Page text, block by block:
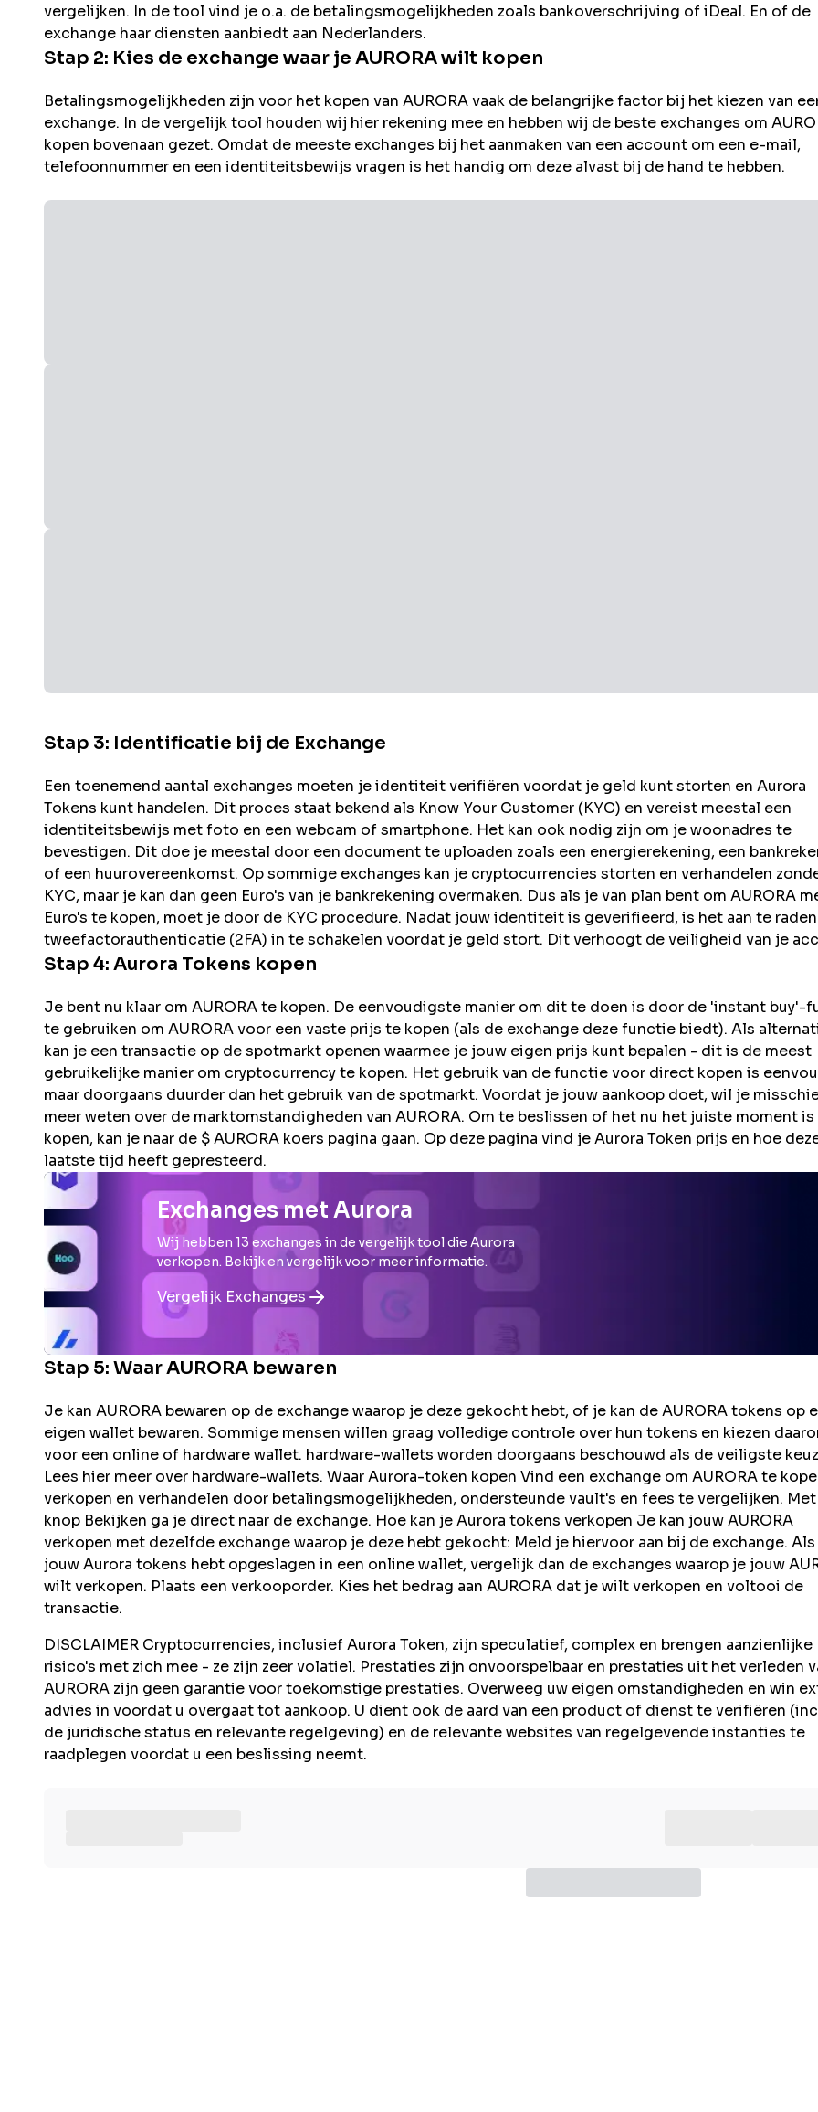
vergelijken. In de tool vind je o.a. de betalingsmogelijkheden zoals bankoverschrijving of iDeal. En of de
exchange haar diensten aanbiedt aan Nederlanders.
Stap 2: Kies de exchange waar je AURORAwilt kopen
Betalingsmogelijkheden zijn voor het kopen van AURORAvaak de belangrijke factor bij het kiezen van
exchange. In de vergelijk tool houden wij hier rekening mee en hebben wij de beste exchanges om
kopen bovenaan gezet. Omdat de meeste exchanges bij het aanmaken van een account om een e-mail,
telefoonnummer en een identiteitsbewijs vragen is het handig om deze alvast bij de hand te hebben.
Stap 3: Identificatie bij de Exchange
Een toenemend aantal exchanges moeten je identiteit verifiëren voordat je geld kunt storten en Aurora
Tokens kunt handelen. Dit proces staat bekend als Know Your Customer (KYC) en vereist meestal een
identiteitsbewijs met foto en een webcam of smartphone. Het kan ook nodig zijn om je woonadres te
bevestigen. Dit doe je meestal door een document te uploaden zoals een energierekening, een
of een huurovereenkomst. Op sommige exchanges kan je cryptocurrencies storten en verhandelen
KYC, maar je kan dan geen Euro's van je bankrekening overmaken. Dus als je van plan bent om AURORA
Euro's te kopen, moet je door de KYC procedure. Nadat jouw identiteit is geverifieerd, is het aan te
tweefactorauthenticatie (2FA) in te schakelen voordat je geld stort. Dit verhoogt de veiligheid van je
Stap 4: Aurora Tokens kopen
Je bent nu klaar om AURORA te kopen. De eenvoudigste manier om dit te doen is door de 'instant buy'-
te gebruiken om AURORA voor een vaste prijs te kopen (als de exchange deze functie biedt). Als
kan je een transactie op de spotmarkt openen waarmee je jouw eigen prijs kunt bepalen - dit is de meest
gebruikelijke manier om cryptocurrency te kopen. Het gebruik van de functie voor direct kopen is
maar doorgaans duurder dan het gebruik van de spotmarkt. Voordat je jouw aankoop doet, wil je
meer weten over de marktomstandigheden van AURORA. Om te beslissen of het nu het juiste moment
kopen, kan je naar de $ AURORA koers pagina gaan. Op deze pagina vind je Aurora Token prijs en hoe
laatste tijd heeft gepresteerd.
Exchanges met Aurora
Wij hebben 13 exchanges in de vergelijk tool die Aurora
verkopen. Bekijk en vergelijk voor meer informatie.
Vergelijk Exchanges
Stap 5: WaarAURORA bewaren
Je kan AURORA bewaren op de exchange waarop je deze gekocht hebt, of je kan de AURORA tokens op
eigen wallet bewaren. Sommige mensen willen graag volledige controle over hun tokens en kiezen
voor een online of hardware wallet. hardware-wallets worden doorgaans beschouwd als de veiligste
Lees hier meer over hardware-wallets. Waar Aurora-token kopen Vind een exchange om AURORA te
verkopen en verhandelen door betalingsmogelijkheden, ondersteunde vault's en fees te vergelijken.
knop Bekijken ga je direct naar de exchange. Hoe kan je Aurora tokens verkopen Je kan jouw AURORA
verkopen met dezelfde exchange waarop je deze hebt gekocht: Meld je hiervoor aan bij de exchange.
jouw Aurora tokens hebt opgeslagen in een online wallet, vergelijk dan de exchanges waarop je jouw
wilt verkopen. Plaats een verkooporder. Kies het bedrag aan AURORA dat je wilt verkopen en voltooi de
transactie.
DISCLAIMER Cryptocurrencies, inclusief Aurora Token, zijn speculatief, complex en brengen aanzienlijke
risico's met zich mee - ze zijn zeer volatiel. Prestaties zijn onvoorspelbaar en prestaties uit het verleden
AURORA zijn geen garantie voor toekomstige prestaties. Overweeg uw eigen omstandigheden en win
advies in voordat u overgaat tot aankoop. U dient ook de aard van een product of dienst te verifiëren
de juridische status en relevante regelgeving) en de relevante websites van regelgevende instanties te
raadplegen voordat u een beslissing neemt.